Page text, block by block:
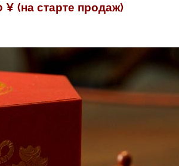
(на старте продаж)